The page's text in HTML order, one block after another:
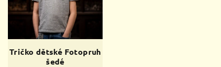
Tričko dětské Fotopruh
šedé